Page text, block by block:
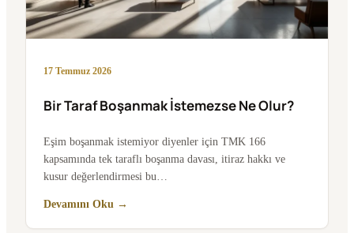
17 Temmuz 2026
Bir Taraf Boşanmak İstemezse Ne Olur?
Eşim boşanmak istemiyor diyenler için TMK 166
kapsamında tek taraflı boşanma davası, itiraz hakkı ve
kusur değerlendirmesi bu…
Devamını Oku →